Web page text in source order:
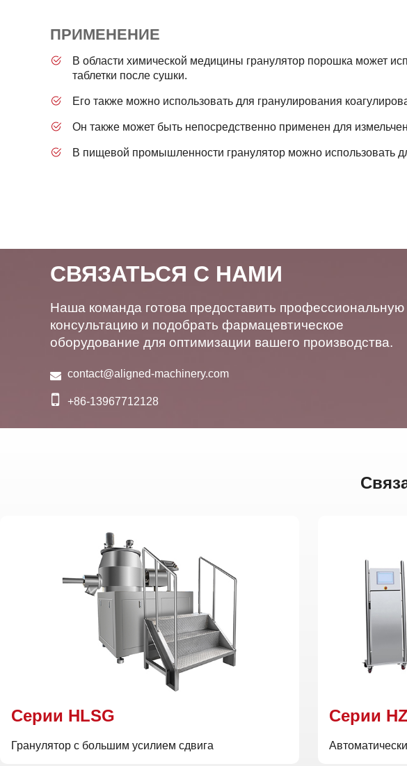
ПРИМЕНЕНИЕ
В области химической медицины гранулятор порошка может
таблетки после сушки.
Его также можно использовать для гранулирования
Он также может быть непосредственно применен для
В пищевой промышленности гранулятор можно использовать
СВЯЗАТЬСЯ С НАМИ
Наша команда готова предоставить профессиональную
консультацию и подобрать фармацевтическое
оборудование для оптимизации вашего производства.
contact@aligned-machinery.com
+86-13967712128
Cерии HLSG
Гранулятор с большим усилием сдвига
Cерии